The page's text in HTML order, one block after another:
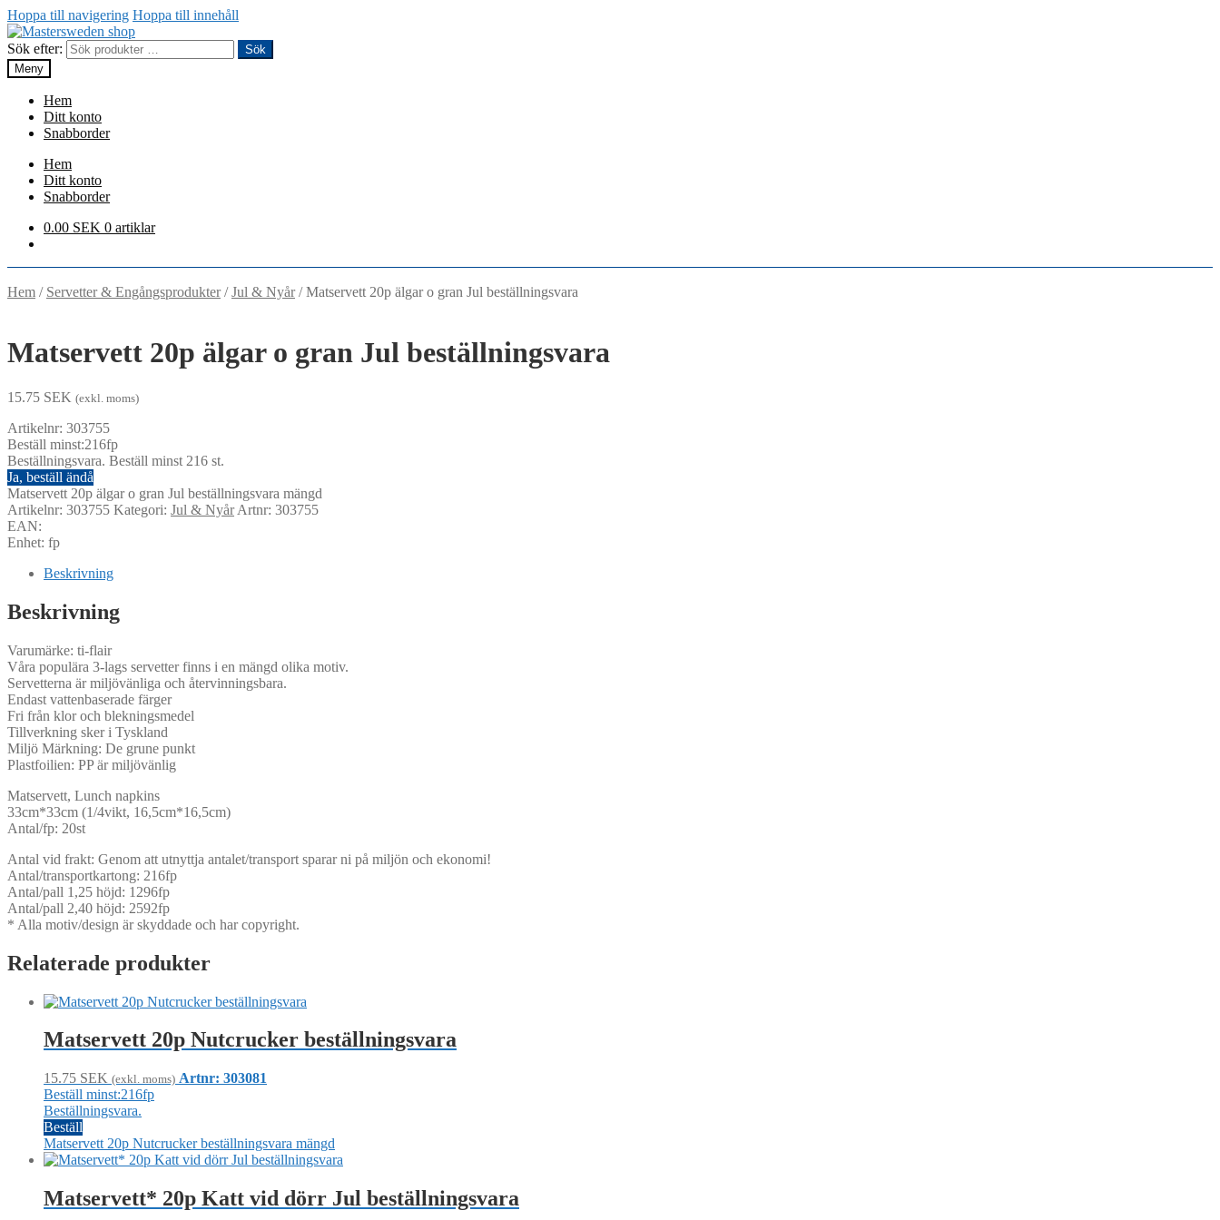
Hoppa till navigering Hoppa till innehåll
Sök efter:
Sök
Meny
Hem
Ditt konto
Snabborder
Hem
Ditt konto
Snabborder
0.00 SEK 0 artiklar
Hem / Servetter & Engångsprodukter/Jul & Nyår/Matservett 20p älgar o gran Jul beställningsvara
Matservett 20p älgar o gran Jul beställningsvara
15.75 SEK (exkl. moms)
Artikelnr: 303755
Beställ minst:216fp
Beställningsvara. Beställ minst 216 st.
Ja, beställ ändå
Matservett 20p älgar o gran Jul beställningsvara mängd
Artikelnr: 303755 Kategori: Jul & NyårArtnr: 303755
EAN:
Enhet: fp
Beskrivning
Beskrivning
Varumärke: ti-flair
Våra populära 3-lags servetter finns i en mängd olika motiv.
Servetterna är miljövänliga och återvinningsbara.
Endast vattenbaserade färger
Fri från klor och blekningsmedel
Tillverkning sker i Tyskland
Miljö Märkning: De grune punkt
Plastfoilien: PP är miljövänlig
Matservett, Lunch napkins
33cm*33cm (1/4vikt, 16,5cm*16,5cm)
Antal/fp: 20st
Antal vid frakt: Genom att utnyttja antalet/transport sparar ni på miljön och ekonomi!
Antal/transportkartong: 216fp
Antal/pall 1,25 höjd: 1296fp
Antal/pall 2,40 höjd: 2592fp
* Alla motiv/design är skyddade och har copyright.
Relaterade produkter
Matservett 20p Nutcrucker beställningsvara
15.75 SEK (exkl. moms) Artnr: 303081
Beställ minst:216fp
Beställningsvara.
Beställ
Matservett 20p Nutcrucker beställningsvara mängd
Matservett* 20p Katt vid dörr Jul beställningsvara